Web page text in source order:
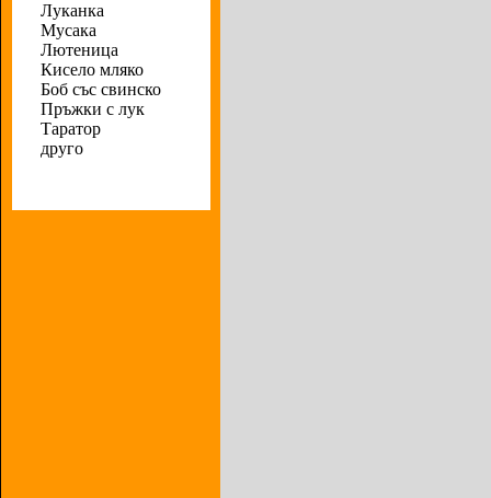
Луканка
Мусака
Лютеница
Кисело мляко
Боб със свинско
Пръжки с лук
Таратор
друго